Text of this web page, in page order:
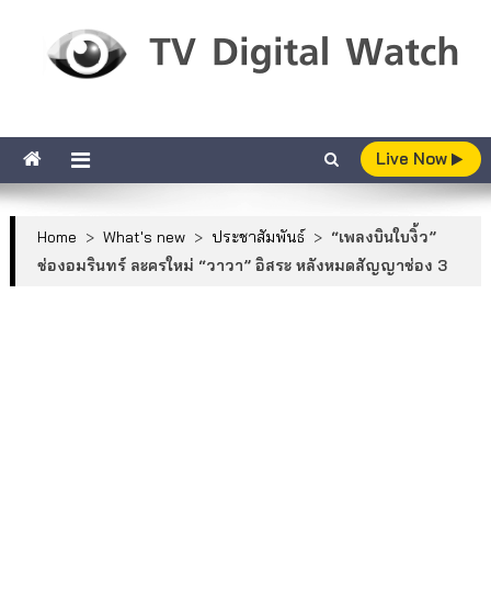
Live Now
Home > What's new > ประชาสัมพันธ์ > “เพลงบินใบงิ้ว”
ช่องอมรินทร์ ละครใหม่ “วาวา” อิสระ หลังหมดสัญญาช่อง 3